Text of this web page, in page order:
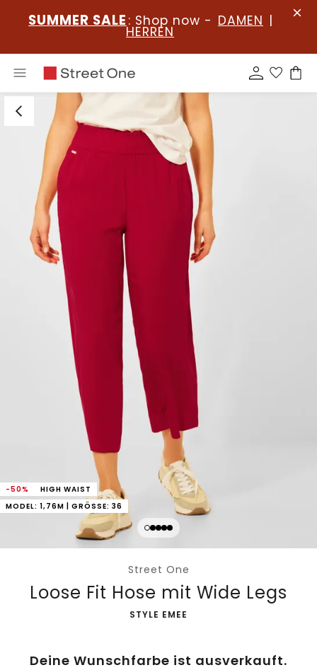
SUMMER SALE : Shop now - DAMEN |
HERREN
-50%
HIGH WAIST
MODEL: 1,76M | GRÖSSE: 36
Street One
Loose Fit Hose mit Wide Legs
-
STYLE EMEE
Deine Wunschfarbe ist ausverkauft.